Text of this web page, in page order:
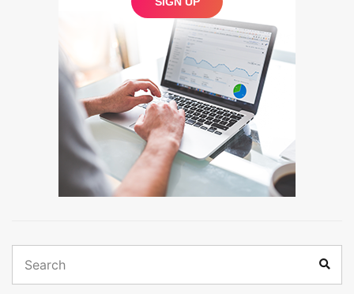
for: